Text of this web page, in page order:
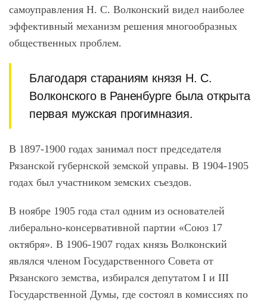
самоуправления Н. С. Волконский видел наиболее
эффективный механизм решения многообразных
общественных проблем.
Благодаря стараниям князя Н. С.
Волконского в Раненбурге была открыта
первая мужская прогимназия.
В 1897-1900 годах занимал пост председателя
Рязанской губернской земской управы. В 1904-1905
годах был участником земских съездов.
В ноябре 1905 года стал одним из основателей
либерально-консервативной партии «Союз 17
октября». В 1906-1907 годах князь Волконский
являлся членом Государственного Совета от
Рязанского земства, избирался депутатом I и III
Государственной Думы, где состоял в комиссиях по